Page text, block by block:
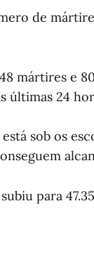
de
mártires e
últimas 24
sob os
para